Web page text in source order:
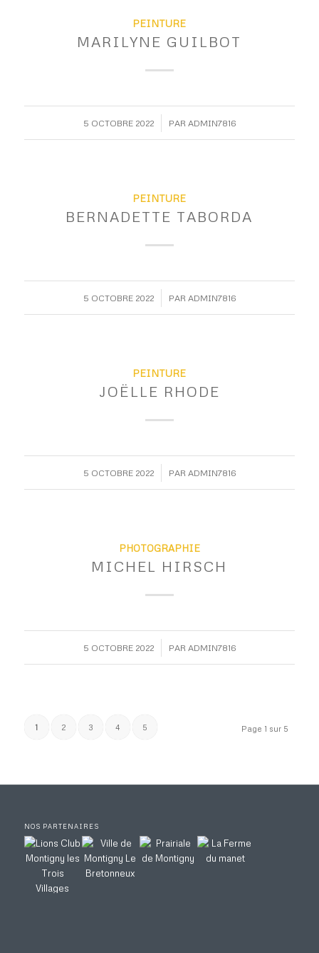
PEINTURE
MARILYNE GUILBOT
5 OCTOBRE 2022
/ PAR ADMIN7816
PEINTURE
BERNADETTE TABORDA
5 OCTOBRE 2022
/ PAR ADMIN7816
PEINTURE
JOËLLE RHODE
5 OCTOBRE 2022
/ PAR ADMIN7816
PHOTOGRAPHIE
MICHEL HIRSCH
5 OCTOBRE 2022
/ PAR ADMIN7816
Page 1 sur 5
1 2 3 4 5
NOS PARTENAIRES